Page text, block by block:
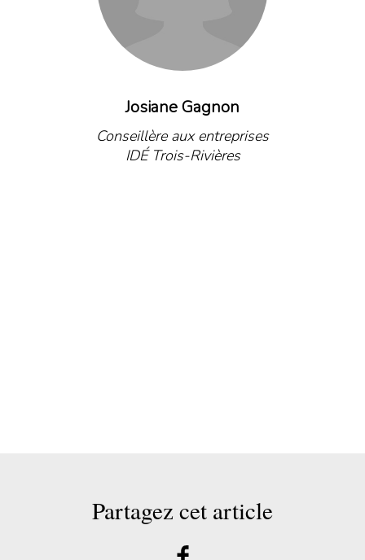
Josiane Gagnon
Conseillère aux entreprises
IDÉ Trois-Rivières
Partagez cet article